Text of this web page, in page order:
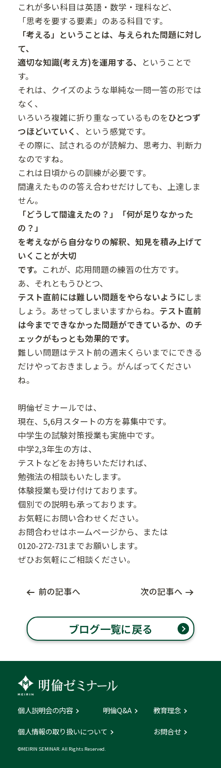
これが多い科目は英語・数学・理科など、
「思考を要する要素」のある科目です。
「考える」ということは、与えられた問題に対し
て、
適切な知識(考え方)を運用する、 ということで
す。
それは、クイズのような単純な一問一答の形では
なく、
いろいろ複雑に折り重なっているものをひとつず
つほどいていく 、という感覚です。
その際に、試されるのが読解力、思考力、判断力
なのですね。
これは日頃からの訓練が必要です。
間違えたものの答え合わせだけしても、上達しま
せん。
「どうして間違えたの？」「何が足りなかった
の？」
を考えながら自分なりの解釈、知見を積み上げて
いくことが大切
です。 これが、応用問題の練習の仕方です。
あ、それともうひとつ、
テスト直前には難しい問題をやらないように しま
しょう。あせってしまいますからね。 テスト直前
は今までできなかった問題ができているか、のチ
ェックがもっとも効果的です。
難しい問題はテスト前の週末くらいまでにできる
だけやっておきましょう。がんばってください
ね。
明倫ゼミナールでは、
現在、5,6月スタートの方を募集中です。
中学生の試験対策授業も実施中です。
中学2,3年生の方は、
テストなどをお持ちいただければ、
勉強法の相談もいたします。
体験授業も受け付けております。
個別での説明も承っております。
お気軽にお問い合わせください。
お問合わせはホームページから、または
0120-272-731までお願いします。
ぜひお気軽にご相談ください。
前の記事へ 次の記事へ
ブログ一覧に戻る
個人説明会の内容 明倫Q&A 教育理念
個人情報の取り扱いについて お問合せ
©MEIRIN SEMINAR. All Rights Reserved.